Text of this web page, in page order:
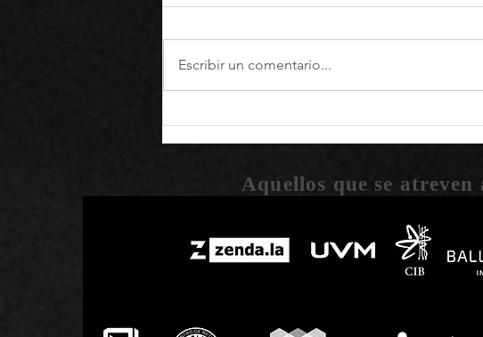
Nacional Espacial de Ciencia y
Tecnología
Escribir un comentario...
Aquellos que se